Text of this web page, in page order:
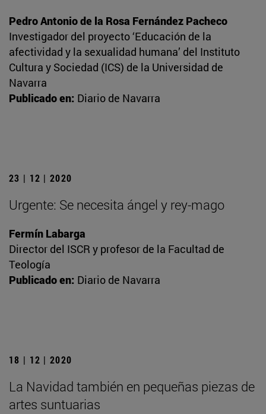
Pedro Antonio de la Rosa Fernández Pacheco
Investigador del proyecto ‘Educación de la
afectividad y la sexualidad humana’ del Instituto
Cultura y Sociedad (ICS) de la Universidad de
Navarra
Publicado en: Diario de Navarra
23 | 12 | 2020
Urgente: Se necesita ángel y rey-mago
Fermín Labarga
Director del ISCR y profesor de la Facultad de
Teología
Publicado en: Diario de Navarra
18 | 12 | 2020
La Navidad también en pequeñas piezas de
artes suntuarias